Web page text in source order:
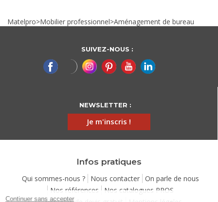
Matelpro>Mobilier professionnel>Aménagement de bureau
SUIVEZ-NOUS :
NEWSLETTER :
Je m'inscris !
Infos pratiques
Qui sommes-nous ? Nous contacter
On parle de nous
Nos références
Nos catalogues PROS
Continuer sans accepter